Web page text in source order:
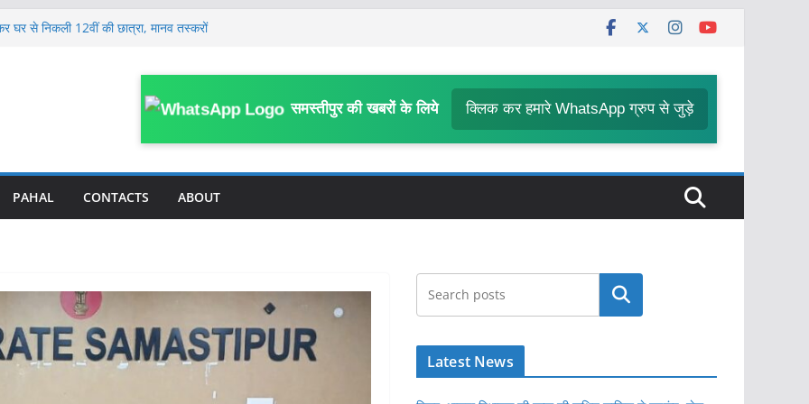
घर से निकली 12वीं की छात्रा, मानव तस्करों
वाहन, ड्राइवर की मौत, दारोगा समेत 3
कार्य विभाग के कर्मी की सड़क हादसे में मौ’त
समस्तीपुर की खबरों के लिये क्लिक कर हमारे WhatsApp ग्रुप से जुड़े
PAHAL CONTACTS ABOUT
खोजें
Latest News